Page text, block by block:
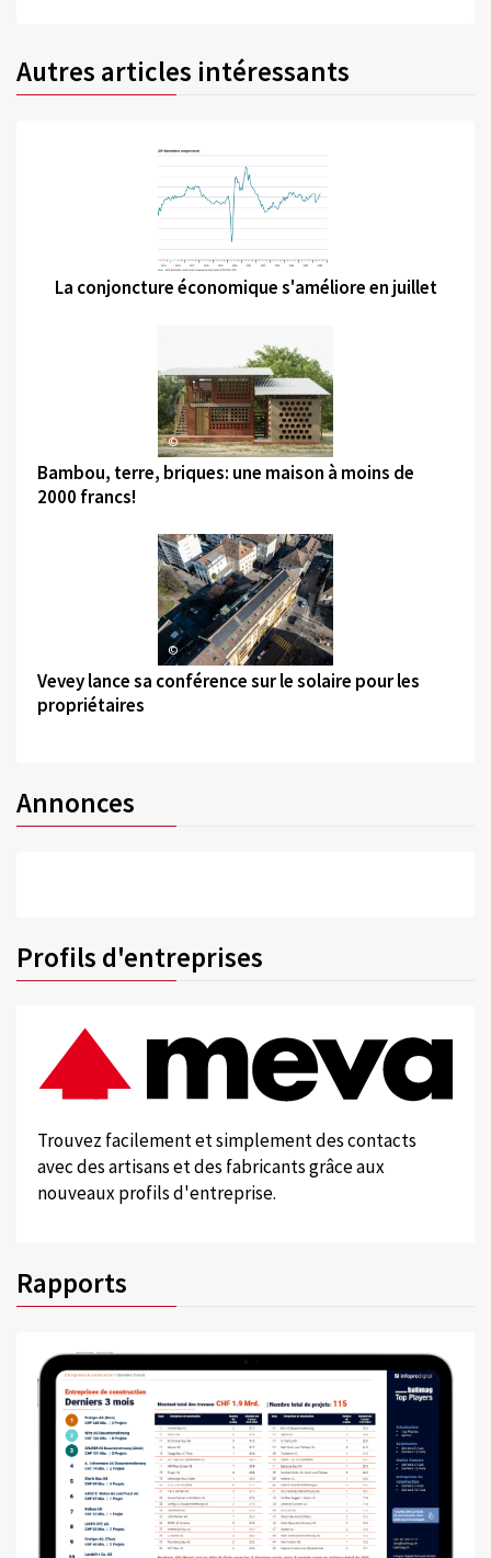
Autres articles intéressants
©
La conjoncture économique s'améliore en juillet
©
Bambou, terre, briques: une maison à moins de
2000 francs!
©
Vevey lance sa conférence sur le solaire pour les
propriétaires
Annonces
Profils d'entreprises
Trouvez facilement et simplement des contacts
avec des artisans et des fabricants grâce aux
nouveaux profils d'entreprise.
Rapports